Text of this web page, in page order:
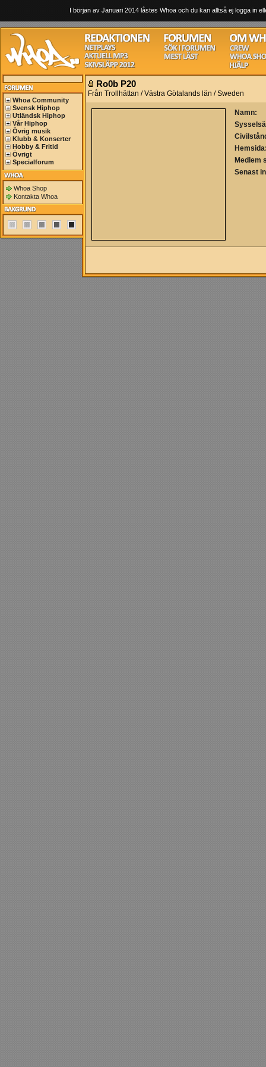
I början av Januari 2014 låstes Whoa och du kan alltså ej logga in
Whoa Community
Svensk Hiphop
Utländsk Hiphop
Vår Hiphop
Övrig musik
Klubb & Konserter
Hobby & Fritid
Övrigt
Specialforum
Whoa Shop
Kontakta Whoa
Ro0b P20
Från Trollhättan / Västra Götalands län / Sweden
Namn:
Medlem
Senast